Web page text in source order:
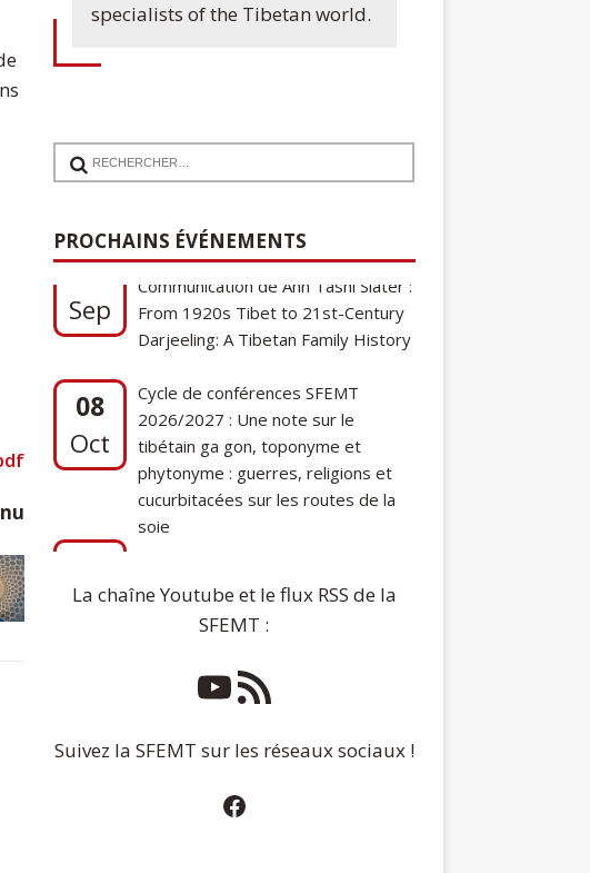
specialists of the Tibetan world.
PROCHAINS ÉVÉNEMENTS
Sep
Communication de Ann Tashi Slater :
From 1920s Tibet to 21st-Century
08
Oct
Cycle de conférences SFEMT
tibétain ga gon, toponyme et
phytonyme : guerres, religions et
cucurbitacées sur les routes de la
soie
Sep
Communication de Ann Tashi Slater :
La chaîne Youtube et le flux RSS de la
SFEMT :
Suivez la SFEMT sur les réseaux sociaux !